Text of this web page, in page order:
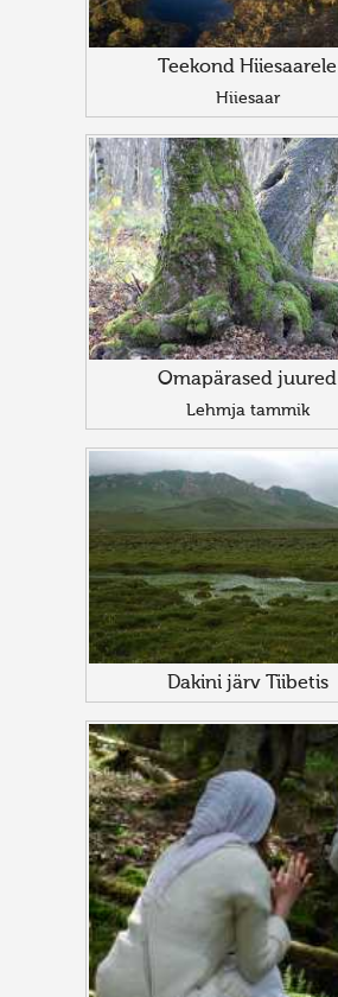
Teekond Hiiesaarele
Hiiesaar
Omapärased juured
Lehmja tammik
Dakini järv Tiibetis